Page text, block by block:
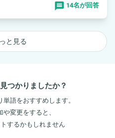
14名が回答
と見る
つかりましたか？
語をおすすめします。
変更をすると、
するかもしれません